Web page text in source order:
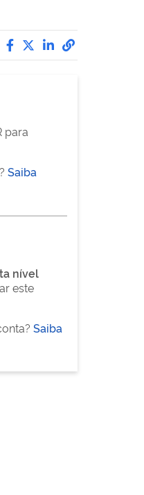
Compartilhe no
Compartilhe no
Compartilhe no
Compartilhe
para
Saiba
nível
este
Saiba